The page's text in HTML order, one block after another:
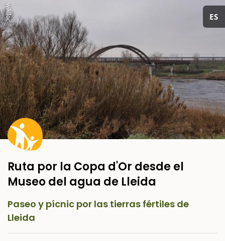
ES
Ruta por la Copa d'Or desde el
Museo del agua de Lleida
wikiloc
Paseo y pícnic por las tierras fértiles de
Lleida